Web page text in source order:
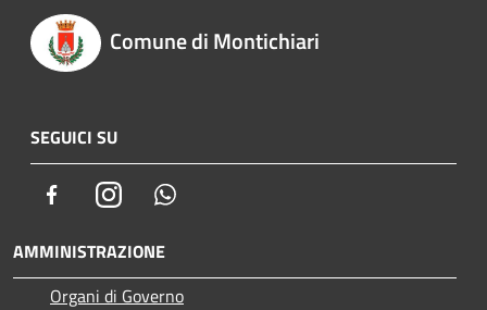
Comune di Montichiari
SEGUICI SU
FacebookInstagram
AMMINISTRAZIONE
Organi di Governo